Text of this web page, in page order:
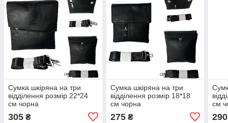
Сумка шкіряна на три
відділення розмір 22*24
см чорна
305 ₴
Сумка шкіряна на три
відділення розмір 18*18
см чорна
275₴
см
290